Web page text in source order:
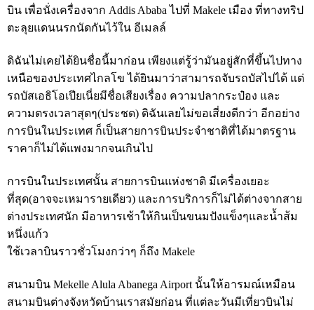
บิน เพื่อนั่งเครื่องจาก Addis Ababa ไปที่ Makele เมือง ที่ทางทริป
ตะลุยแดนนรกนัดกันไว้ใน อีเมลล์
ดิฉันไม่เคยได้ยินชื่อนี้มาก่อน เพียงแต่รู้ว่ามันอยู่สักที่ขึ้นไปทาง
เหนือของประเทศไกลโข ได้ยินมาว่าสามารถจับรถบัสไปได้ แต่
รถบัสเอธิโอเปียเนี่ยมีชื่อเสียงเรื่อง ความปลากระป๋อง และ
ความตรงเวลาสุดๆ(ประชด) ดิฉันเลยไม่ขอเสี่ยงดีกว่า อีกอย่าง
การบินในประเทศ ก็เป็นสายการบินประจำชาติที่ได้มาตรฐาน
ราคาก็ไม่ได้แพงมากจนเกินไป
การบินในประเทศนั้น สายการบินแห่งชาติ มีเครื่องเยอะ
ที่สุด(อาจจะเหมารายเดียว) และการบริการก็ไม่ได้ต่างจากสาย
ต่างประเทศนัก มีอาหารเช้าให้กินเป็นขนมปังแข็งๆและน้ำส้ม
หนึ่งแก้ว
ใช้เวลาบินราวชั่วโมงกว่าๆ ก็ถึง Makele
สนามบิน Mekelle Alula Abanega Airport นั้นให้อารมณ์เหมือน
สนามบินต่างจังหวัดบ้านเราสมัยก่อน ที่แต่ละวันมีเที่ยวบินไม่